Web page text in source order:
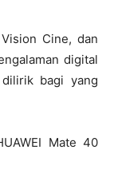
Cine, dan
digital
bagi yang
Mate 40